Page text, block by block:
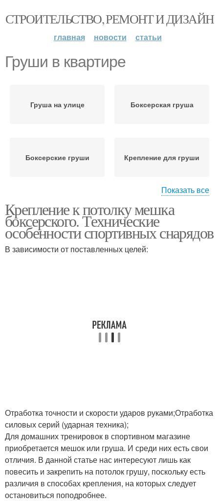
СТРОИТЕЛЬСТВО, РЕМОНТ И ДИЗАЙН
главная новости статьи
Груши в квартире
Груша на улице Боксерская груша
Боксерские груши Крепление для груши
условиях
Г-образные груши
Показать все
Крепление к потолку мешка
боксерского. Технические
особенности спортивных снарядов
В зависимости от поставленных целей:
Отработка точности и скорости ударов руками;Отработка
силовых серий (ударная техника);
Для домашних тренировок в спортивном магазине
приобретается мешок или груша. И среди них есть свои
отличия. В данной статье нас интересуют лишь как
повесить и закрепить на потолок грушу, поскольку есть
различия в способах крепления, на которых следует
остановиться поподробнее.